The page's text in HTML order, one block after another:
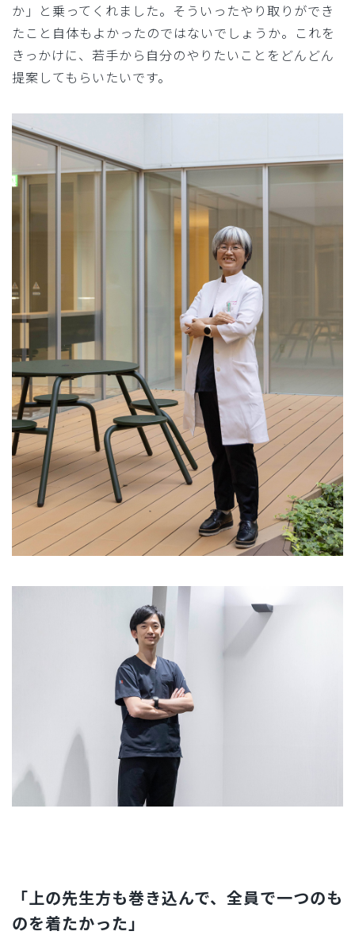
か」と乗ってくれました。そういったやり取りができ
たこと自体もよかったのではないでしょうか。これを
きっかけに、若手から自分のやりたいことをどんどん
提案してもらいたいです。
「上の先生方も巻き込んで、全員で一つのも
のを着たかった」